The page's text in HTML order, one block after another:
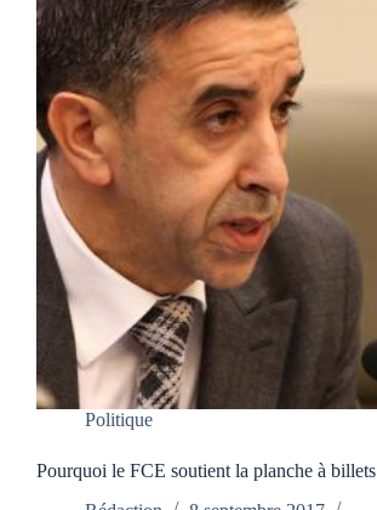
Politique
Pourquoi le FCE soutient la planche à billets